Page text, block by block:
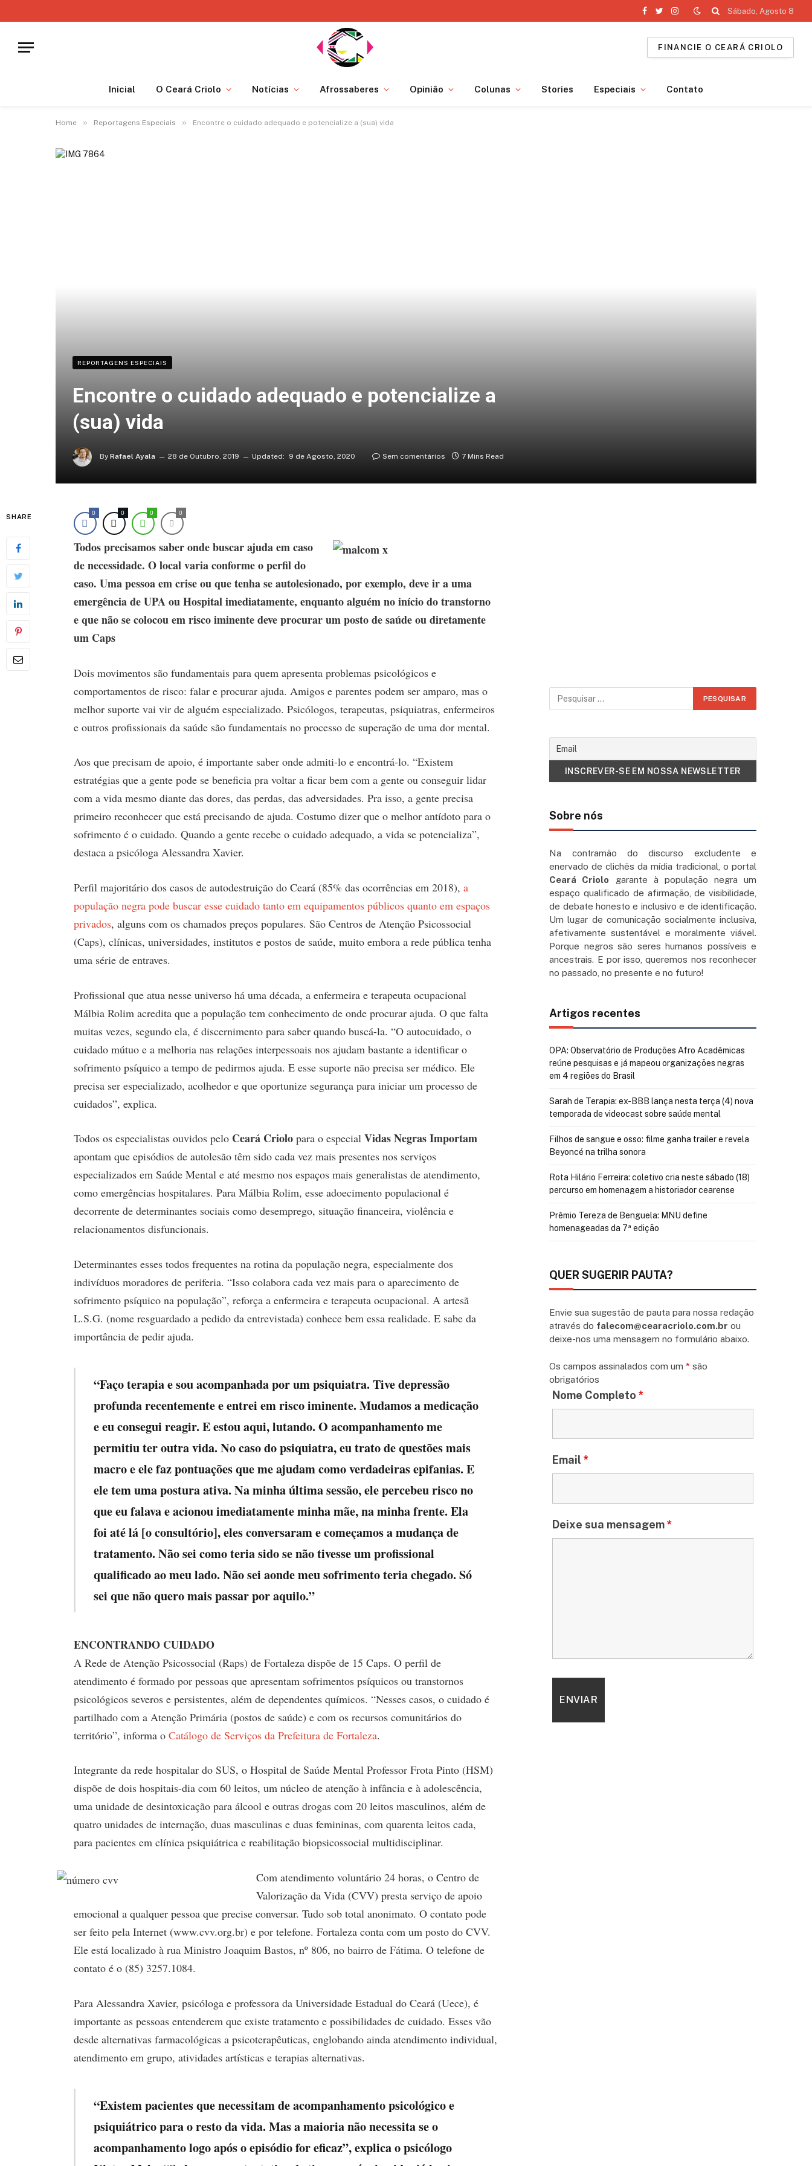
Facebook
TwitterInstagram
Sábado, Agosto 8
FINANCIE O CEARÁ CRIOLO
Inicial O Ceará Criolo Notícias Afrossaberes Opinião Colunas Stories Especiais Contato
Home » Reportagens Especiais » Encontre o cuidado adequado e potencialize a (sua) vida
REPORTAGENS ESPECIAIS
Encontre o cuidado adequado e potencialize a
(sua) vida
By Rafael Ayala 28 de Outubro, 2019 Updated: 9 de Agosto, 2020 Sem comentários 7 Mins Read
SHARE
0 0 0 0
Todos precisamos saber onde buscar ajuda em caso
de necessidade. O local varia conforme o perfil do
caso. Uma pessoa em crise ou que tenha se autolesionado, por exemplo, deve ir a uma
emergência de UPA ou Hospital imediatamente, enquanto alguém no início do transtorno
e que não se colocou em risco iminente deve procurar um posto de saúde ou diretamente
um Caps
Dois movimentos são fundamentais para quem apresenta problemas psicológicos e
comportamentos de risco: falar e procurar ajuda. Amigos e parentes podem ser amparo, mas o
melhor suporte vai vir de alguém especializado. Psicólogos, terapeutas, psiquiatras, enfermeiros
e outros profissionais da saúde são fundamentais no processo de superação de uma dor mental.
Aos que precisam de apoio, é importante saber onde admiti-lo e encontrá-lo. “Existem
estratégias que a gente pode se beneficia pra voltar a ficar bem com a gente ou conseguir lidar
com a vida mesmo diante das dores, das perdas, das adversidades. Pra isso, a gente precisa
primeiro reconhecer que está precisando de ajuda. Costumo dizer que o melhor antídoto para o
sofrimento é o cuidado. Quando a gente recebe o cuidado adequado, a vida se potencializa”,
destaca a psicóloga Alessandra Xavier.
Perfil majoritário dos casos de autodestruição do Ceará (85% das ocorrências em 2018), a
população negra pode buscar esse cuidado tanto em equipamentos públicos quanto em espaços
privados, alguns com os chamados preços populares. São Centros de Atenção Psicossocial
(Caps), clínicas, universidades, institutos e postos de saúde, muito embora a rede pública tenha
uma série de entraves.
Profissional que atua nesse universo há uma década, a enfermeira e terapeuta ocupacional
Málbia Rolim acredita que a população tem conhecimento de onde procurar ajuda. O que falta
muitas vezes, segundo ela, é discernimento para saber quando buscá-la. “O autocuidado, o
cuidado mútuo e a melhoria nas relações interpessoais nos ajudam bastante a identificar o
sofrimento psíquico a tempo de pedirmos ajuda. E esse suporte não precisa ser médico. Ele
precisa ser especializado, acolhedor e que oportunize segurança para iniciar um processo de
cuidados”, explica.
Todos os especialistas ouvidos pelo Ceará Criolopara o especial Vidas Negras Importam
apontam que episódios de autolesão têm sido cada vez mais presentes nos serviços
especializados em Saúde Mental e até mesmo nos espaços mais generalistas de atendimento,
como emergências hospitalares. Para Málbia Rolim, esse adoecimento populacional é
decorrente de determinantes sociais como desemprego, situação financeira, violência e
relacionamentos disfuncionais.
Determinantes esses todos frequentes na rotina da população negra, especialmente dos
indivíduos moradores de periferia. “Isso colabora cada vez mais para o aparecimento de
sofrimento psíquico na população”, reforça a enfermeira e terapeuta ocupacional. A artesã
L.S.G. (nome resguardado a pedido da entrevistada) conhece bem essa realidade. E sabe da
importância de pedir ajuda.
“Faço terapia e sou acompanhada por um psiquiatra. Tive depressão
profunda recentemente e entrei em risco iminente. Mudamos a medicação
e eu consegui reagir. E estou aqui, lutando. O acompanhamento me
permitiu ter outra vida. No caso do psiquiatra, eu trato de questões mais
macro e ele faz pontuações que me ajudam como verdadeiras epifanias. E
ele tem uma postura ativa. Na minha última sessão, ele percebeu risco no
que eu falava e acionou imediatamente minha mãe, na minha frente. Ela
foi até lá [o consultório], eles conversaram e começamos a mudança de
tratamento. Não sei como teria sido se não tivesse um profissional
qualificado ao meu lado. Não sei aonde meu sofrimento teria chegado. Só
sei que não quero mais passar por aquilo.”
ENCONTRANDO CUIDADO
A Rede de Atenção Psicossocial (Raps) de Fortaleza dispõe de 15 Caps. O perfil de
atendimento é formado por pessoas que apresentam sofrimentos psíquicos ou transtornos
psicológicos severos e persistentes, além de dependentes químicos. “Nesses casos, o cuidado é
partilhado com a Atenção Primária (postos de saúde) e com os recursos comunitários do
território”, informa o Catálogo de Serviços da Prefeitura de Fortaleza.
Integrante da rede hospitalar do SUS, o Hospital de Saúde Mental Professor Frota Pinto (HSM)
dispõe de dois hospitais-dia com 60 leitos, um núcleo de atenção à infância e à adolescência,
uma unidade de desintoxicação para álcool e outras drogas com 20 leitos masculinos, além de
quatro unidades de internação, duas masculinas e duas femininas, com quarenta leitos cada,
para pacientes em clínica psiquiátrica e reabilitação biopsicossocial multidisciplinar.
Com atendimento voluntário 24 horas, o Centro de
Valorização da Vida (CVV) presta serviço de apoio
emocional a qualquer pessoa que precise conversar. Tudo sob total anonimato. O contato pode
ser feito pela Internet (www.cvv.org.br) e por telefone. Fortaleza conta com um posto do CVV.
Ele está localizado à rua Ministro Joaquim Bastos, nº 806, no bairro de Fátima. O telefone de
contato é o (85) 3257.1084.
Para Alessandra Xavier, psicóloga e professora da Universidade Estadual do Ceará (Uece), é
importante as pessoas entenderem que existe tratamento e possibilidades de cuidado. Esses vão
desde alternativas farmacológicas a psicoterapêuticas, englobando ainda atendimento individual,
atendimento em grupo, atividades artísticas e terapias alternativas.
“Existem pacientes que necessitam de acompanhamento psicológico e
psiquiátrico para o resto da vida. Mas a maioria não necessita se o
acompanhamento logo após o episódio for eficaz”, explica o psicólogo
Sobre nós
Na contramão do discurso excludente e
enervado de clichês da mídia tradicional, o portal
Ceará Criolo garante à população negra um
espaço qualificado de afirmação, de visibilidade,
de debate honesto e inclusivo e de identificação.
Um lugar de comunicação socialmente inclusiva,
afetivamente sustentável e moralmente viável.
Porque negros são seres humanos possíveis e
ancestrais. E por isso, queremos nos reconhecer
no passado, no presente e no futuro!
Artigos recentes
OPA: Observatório de Produções Afro Acadêmicas
reúne pesquisas e já mapeou organizações negras
em 4 regiões do Brasil
Sarah de Terapia: ex-BBB lança nesta terça (4) nova
temporada de videocast sobre saúde mental
Filhos de sangue e osso: filme ganha trailer e revela
Beyoncé na trilha sonora
Rota Hilário Ferreira: coletivo cria neste sábado (18)
percurso em homenagem a historiador cearense
Prêmio Tereza de Benguela: MNU define
homenageadas da 7ª edição
QUER SUGERIR PAUTA?
Envie sua sugestão de pauta para nossa redação
através do falecom@cearacriolo.com.br ou
deixe-nos uma mensagem no formulário abaixo.
Os campos assinalados com um* são
obrigatórios
Nome Completo*
Email*
Deixe sua mensagem*